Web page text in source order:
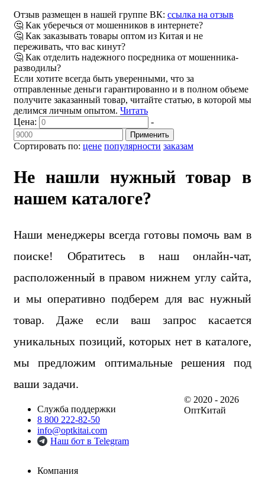
Отзыв размещен в нашей группе ВК: ссылка на отзыв
🤔 Как уберечься от мошенников в интернете?
🤔 Как заказывать товары оптом из Китая и не
переживать, что вас кинут?
🤔 Как отделить надежного посредника от мошенника-
разводилы?
Если хотите всегда быть уверенными, что за
отправленные деньги гарантированно и в полном объеме
получите заказанный товар, читайте статью, в которой мы
делимся личным опытом. Читать
Сортировать по: цене популярности заказам
Цена: -
Применить
Не нашли нужный товар в
нашем каталоге?
Наши менеджеры всегда готовы помочь вам в
поиске! Обратитесь в наш онлайн-чат,
расположенный в правом нижнем углу сайта,
и мы оперативно подберем для вас нужный
товар. Даже если ваш запрос касается
уникальных позиций, которых нет в каталоге,
мы предложим оптимальные решения под
ваши задачи.
Служба поддержки
8 800 222-82-50
info@optkitai.com
Наш бот в Telegram
Компания
© 2020 - 2026
ОптКитай